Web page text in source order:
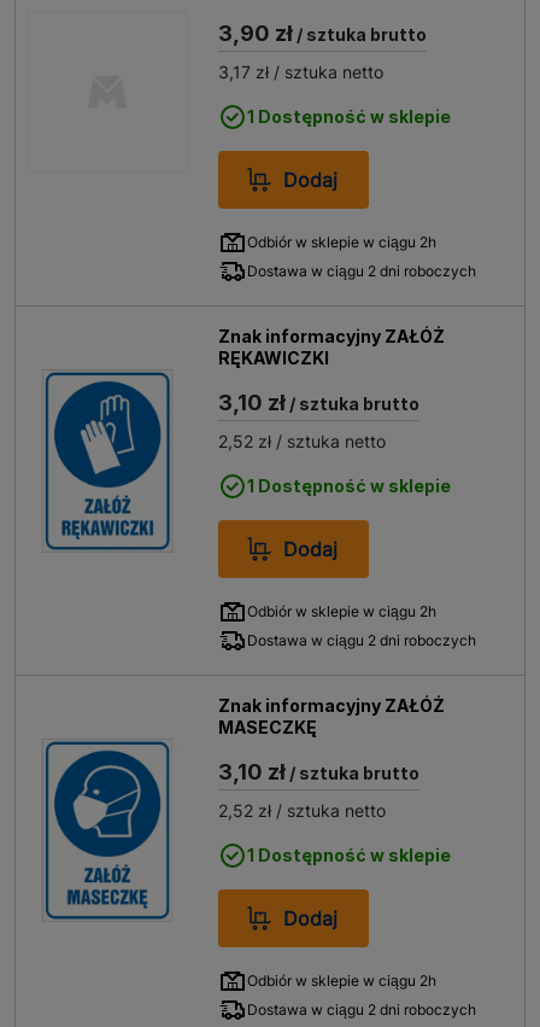
3,90 zł / sztuka brutto
3,17 zł / sztuka netto
1 Dostępność w sklepie
Dodaj
Odbiór w sklepie w ciągu 2h
Dostawa w ciągu 2 dni roboczych
Znak informacyjny ZAŁÓŻ
RĘKAWICZKI
3,10 zł / sztuka brutto
2,52 zł / sztuka netto
1 Dostępność w sklepie
Dodaj
Odbiór w sklepie w ciągu 2h
Dostawa w ciągu 2 dni roboczych
Znak informacyjny ZAŁÓŻ
MASECZKĘ
3,10 zł / sztuka brutto
2,52 zł / sztuka netto
1 Dostępność w sklepie
Dodaj
Odbiór w sklepie w ciągu 2h
Dostawa w ciągu 2 dni roboczych